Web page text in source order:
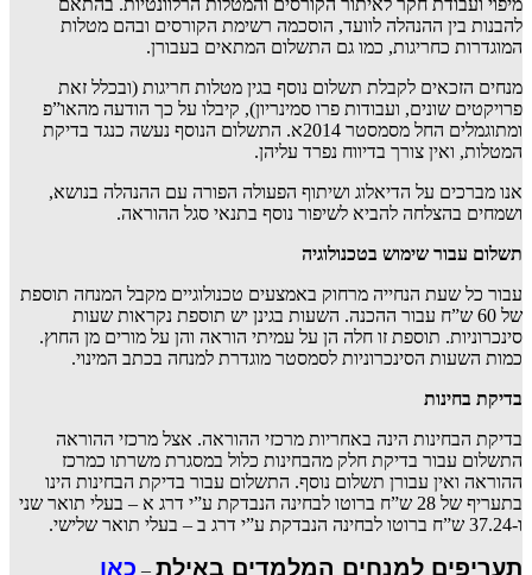
מיפוי ועבודת חקר לאיתור הקורסים והמטלות הרלוונטיות. בהתאם
להבנות בין ההנהלה לוועד, הוסכמה רשימת הקורסים ובהם מטלות
המוגדרות כחריגות, כמו גם התשלום המתאים בעבורן.
מנחים הזכאים לקבלת תשלום נוסף בגין מטלות חריגות (ובכלל זאת
פרויקטים שונים, ועבודות פרו סמינריון), קיבלו על כך הודעה מהאו”פ
ומתוגמלים החל מסמסטר 2014א. התשלום הנוסף נעשה כנגד בדיקת
המטלות, ואין צורך בדיווח נפרד עליהן.
אנו מברכים על הדיאלוג ושיתוף הפעולה הפורה עם ההנהלה בנושא,
ושמחים בהצלחה להביא לשיפור נוסף בתנאי סגל ההוראה.
תשלום עבור שימוש בטכנולוגיה
עבור כל שעת הנחייה מרחוק באמצעים טכנולוגיים מקבל המנחה תוספת
של 60 ש”ח עבור ההכנה. השעות בגינן יש תוספת נקראות שעות
סינכרוניות. תוספת זו חלה הן על עמיתי הוראה והן על מורים מן החוץ.
כמות השעות הסינכרוניות לסמסטר מוגדרת למנחה בכתב המינוי.
בדיקת בחינות
בדיקת הבחינות הינה באחריות מרכזי ההוראה. אצל מרכזי ההוראה
התשלום עבור בדיקת חלק מהבחינות כלול במסגרת משרתו כמרכז
ההוראה ואין עבורן תשלום נוסף. התשלום עבור בדיקת הבחינות הינו
בתעריף של 28 ש”ח ברוטו לבחינה הנבדקת ע”י דרג א – בעלי תואר שני
ו-37.24 ש”ח ברוטו לבחינה הנבדקת ע”י דרג ב – בעלי תואר שלישי.
תעריפים למנחים המלמדים באילת – כאן